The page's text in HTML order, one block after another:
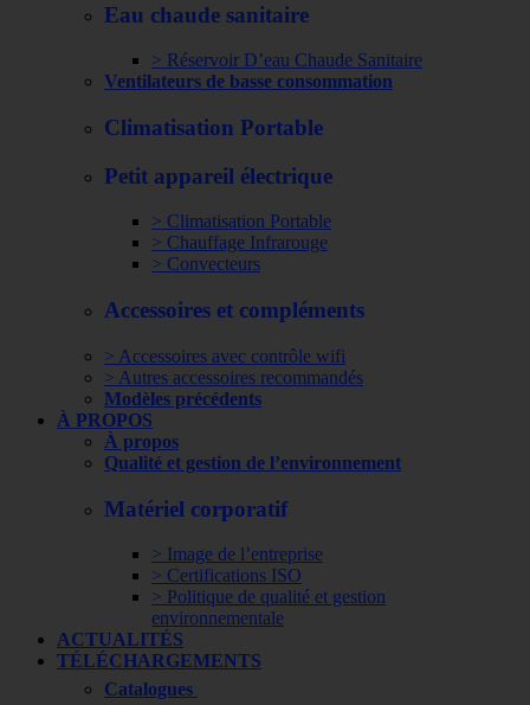
Eau chaude sanitaire
> Réservoir D’eau Chaude Sanitaire
Ventilateurs de basse consommation
Climatisation Portable
Petit appareil électrique
> Climatisation Portable
> Chauffage Infrarouge
> Convecteurs
Accessoires et compléments
> Accessoires avec contrôle wifi
> Autres accessoires recommandés
Modèles précédents
À PROPOS
À propos
Qualité et gestion de l’environnement
Matériel corporatif
> Image de l’entreprise
> Certifications ISO
> Politique de qualité et gestion
environnementale
ACTUALITÉS
TÉLÉCHARGEMENTS
Catalogues